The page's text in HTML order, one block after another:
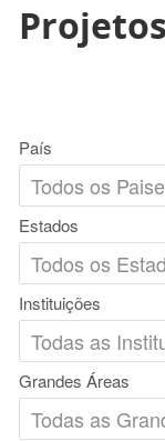
País
Estados
Instituições
Grandes Áreas